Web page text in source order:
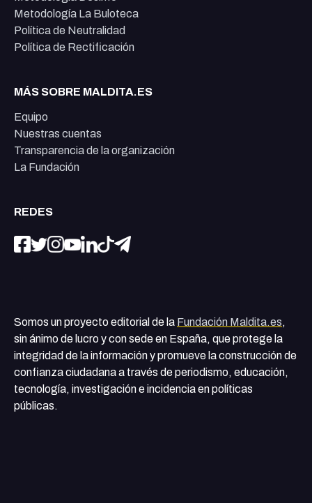
Metodología La Buloteca
Política de Neutralidad
Política de Rectificación
MÁS SOBRE MALDITA.ES
Equipo
Nuestras cuentas
Transparencia de la organización
La Fundación
REDES
Somos un proyecto editorial de la Fundación Maldita.es,
sin ánimo de lucro y con sede en España, que protege la
integridad de la información y promueve la construcción de
confianza ciudadana a través de periodismo, educación,
tecnología, investigación e incidencia en políticas
públicas.